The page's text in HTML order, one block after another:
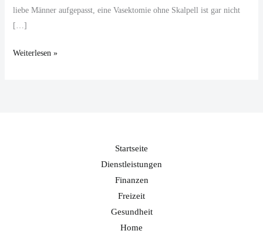
liebe Männer aufgepasst, eine Vasektomie ohne Skalpell ist gar nicht
[…]
Weiterlesen »
Startseite
Dienstleistungen
Finanzen
Freizeit
Gesundheit
Home